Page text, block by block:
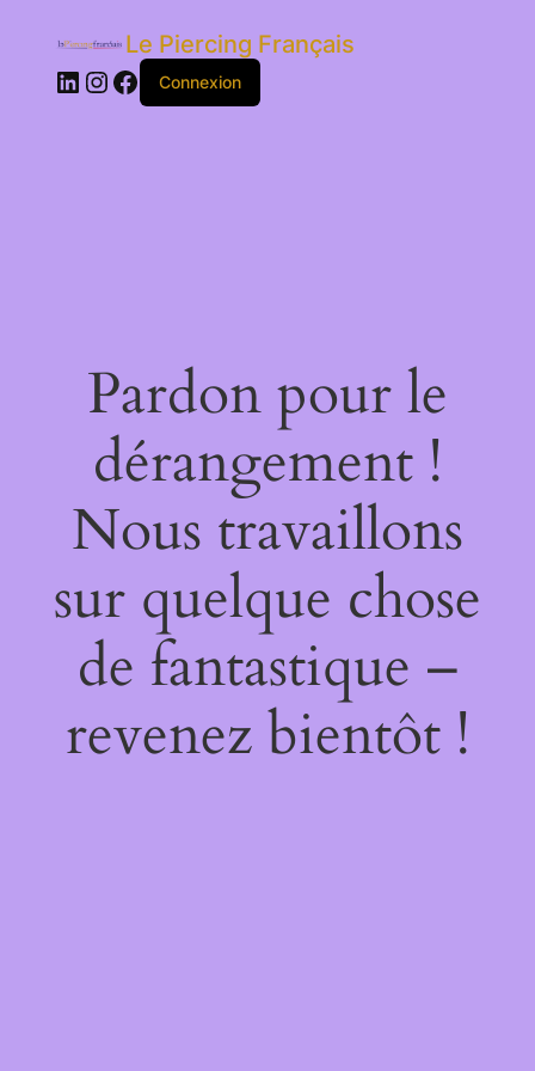
Le Piercing Français
LinkedIn
Instagram
Facebook
Connexion
Pardon pour le
dérangement !
Nous travaillons
sur quelque chose
de fantastique –
revenez bientôt !